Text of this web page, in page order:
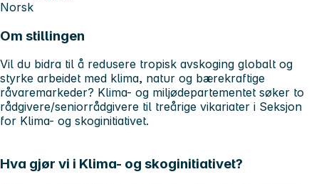
Norsk
Om stillingen
Vil du bidra til å redusere tropisk avskoging globalt og
styrke arbeidet med klima, natur og bærekraftige
råvaremarkeder? Klima- og miljødepartementet søker to
rådgivere/seniorrådgivere til treårige vikariater i Seksjon
for Klima- og skoginitiativet.
Hva gjør vi i Klima- og skoginitiativet?